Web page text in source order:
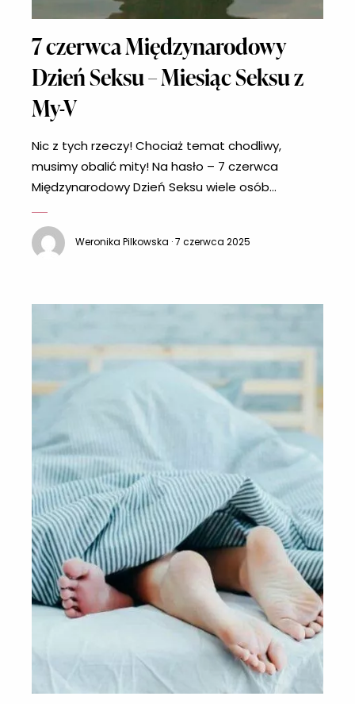
7 czerwca Międzynarodowy
Dzień Seksu – Miesiąc Seksu z
My-V
Nic z tych rzeczy! Chociaż temat chodliwy,
musimy obalić mity! Na hasło – 7 czerwca
Międzynarodowy Dzień Seksu wiele osób
przechodzą ciarki. Można słyszeć głosy, że 7
czerwca powinien być wolny od pracy w celach
prokreacyjnych. Uwaga! Pewnie zawiedziemy
Weronika Pilkowska · 7 czerwca 2025